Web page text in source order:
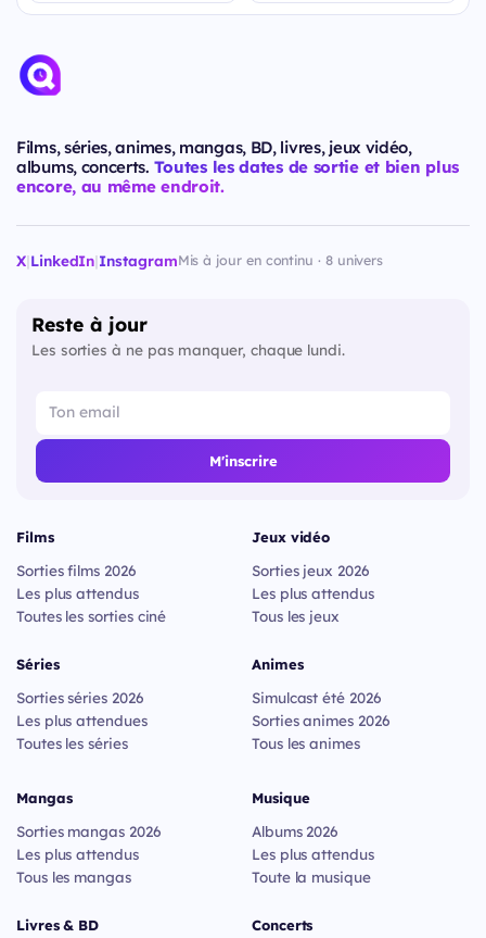
Films, séries, animes, mangas, BD, livres, jeux vidéo,
albums, concerts. Toutes les dates de sortie et bien plus
encore, au même endroit.
X|LinkedIn|InstagramMis à jour en continu · 8 univers
Reste à jour
Les sorties à ne pas manquer, chaque lundi.
M'inscrire
Films
Sorties films 2026
Les plus attendus
Toutes les sorties ciné
Séries
Sorties séries 2026
Les plus attendues
Toutes les séries
Jeux vidéo
Sorties jeux 2026
Les plus attendus
Tous les jeux
Animes
Simulcast été 2026
Sorties animes 2026
Tous les animes
Mangas
Sorties mangas 2026
Les plus attendus
Tous les mangas
Livres & BD
Musique
Albums 2026
Les plus attendus
Toute la musique
Concerts